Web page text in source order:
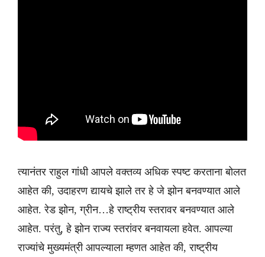
त्यानंतर राहुल गांधी आपले वक्तव्य अधिक स्पष्ट करताना बोलत
आहेत की, उदाहरण द्यायचे झाले तर हे जे झोन बनवण्यात आले
आहेत. रेड झोन, ग्रीन…हे राष्ट्रीय स्तरावर बनवण्यात आले
आहेत. परंतु, हे झोन राज्य स्तरांवर बनवायला हवेत. आपल्या
राज्यांचे मुख्यमंत्री आपल्याला म्हणत आहेत की, राष्ट्रीय